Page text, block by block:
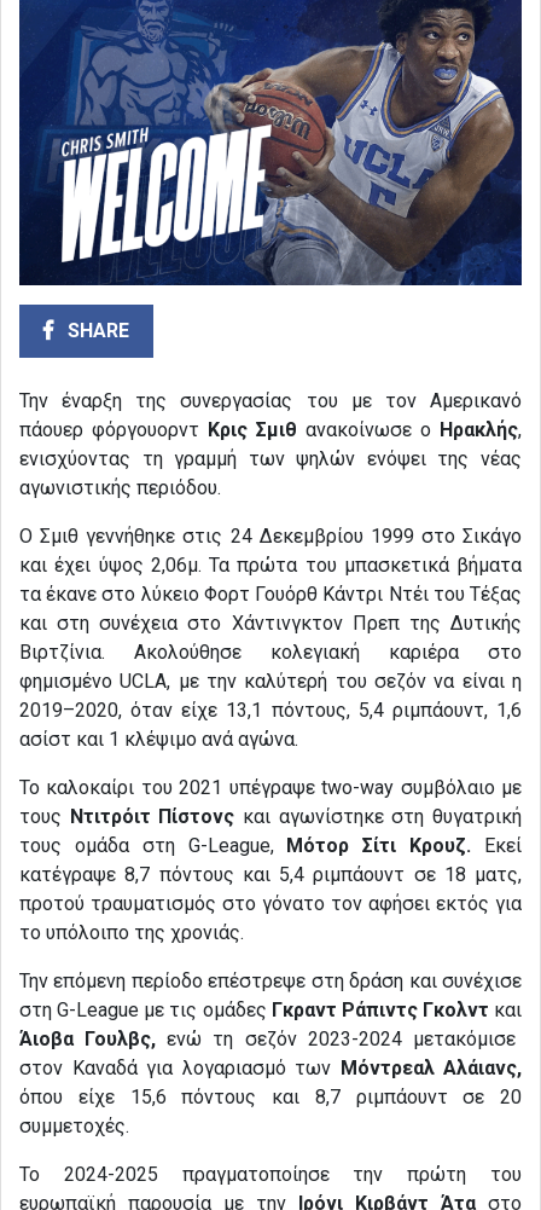
SHARE
Την έναρξη της συνεργασίας του με τον Αμερικανό
πάουερ φόργουορντ Κρις Σμιθ ανακοίνωσε ο Ηρακλής,
ενισχύοντας τη γραμμή των ψηλών ενόψει της νέας
αγωνιστικής περιόδου.
Ο Σμιθ γεννήθηκε στις 24 Δεκεμβρίου 1999 στο Σικάγο
και έχει ύψος 2,06μ. Τα πρώτα του μπασκετικά βήματα
τα έκανε στο λύκειο Φορτ Γουόρθ Κάντρι Ντέι του Τέξας
και στη συνέχεια στο Χάντινγκτον Πρεπ της Δυτικής
Βιρτζίνια. Ακολούθησε κολεγιακή καριέρα στο
φημισμένο UCLA, με την καλύτερή του σεζόν να είναι η
2019–2020, όταν είχε 13,1 πόντους, 5,4 ριμπάουντ, 1,6
ασίστ και 1 κλέψιμο ανά αγώνα.
Το καλοκαίρι του 2021 υπέγραψε two-way συμβόλαιο με
τους Ντιτρόιτ Πίστονς και αγωνίστηκε στη θυγατρική
τους ομάδα στη G-League, Μότορ Σίτι Κρουζ. Εκεί
κατέγραψε 8,7 πόντους και 5,4 ριμπάουντ σε 18 ματς,
προτού τραυματισμός στο γόνατο τον αφήσει εκτός για
το υπόλοιπο της χρονιάς.
Την επόμενη περίοδο επέστρεψε στη δράση και συνέχισε
στη G-League με τις ομάδες Γκραντ Ράπιντς Γκολντ και
Άιοβα Γουλβς, ενώ τη σεζόν 2023-2024 μετακόμισε
στον Καναδά για λογαριασμό των Μόντρεαλ Αλάιανς,
όπου είχε 15,6 πόντους και 8,7 ριμπάουντ σε 20
συμμετοχές.
Το 2024-2025 πραγματοποίησε την πρώτη του
ευρωπαϊκή παρουσία με την Ιρόνι Κιρβάντ Άταστο